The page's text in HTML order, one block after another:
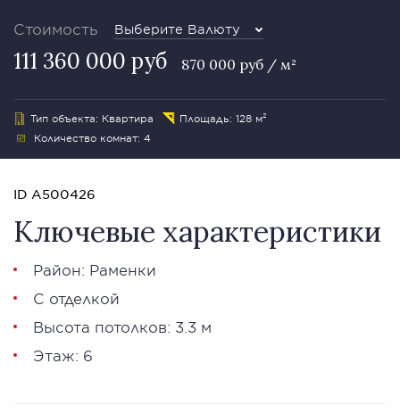
Стоимость Выберите Валюту
111 360 000 руб 870 000 руб / м²
Тип объекта: Квартира
Площадь: 128 м²
Количество комнат: 4
ID A500426
Ключевые характеристики
Район: Раменки
С отделкой
Высота потолков: 3.3 м
Этаж: 6